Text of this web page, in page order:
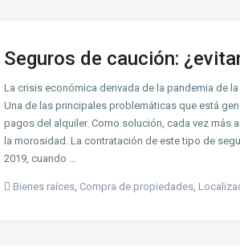
Seguros de caución:
La crisis económica derivada de la pandemia de
Una de las principales problemáticas que está
pagos del alquiler. Como solución, cada vez más
la morosidad. La contratación de este tipo de
2019, cuando …
Bienes raíces, Compra de propiedades,